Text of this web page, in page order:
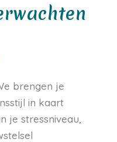
brengen je
in kaart
je stressniveau,